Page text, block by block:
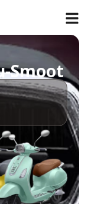
Smoot